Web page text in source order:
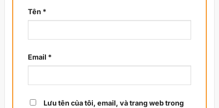
Tên *
Email *
Lưu tên của tôi, email, và trang web trong